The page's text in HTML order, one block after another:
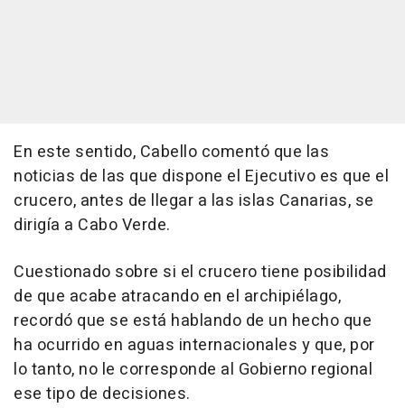
En este sentido, Cabello comentó que las
noticias de las que dispone el Ejecutivo es que el
crucero, antes de llegar a las islas Canarias, se
dirigía a Cabo Verde.
Cuestionado sobre si el crucero tiene posibilidad
de que acabe atracando en el archipiélago,
recordó que se está hablando de un hecho que
ha ocurrido en aguas internacionales y que, por
lo tanto, no le corresponde al Gobierno regional
ese tipo de decisiones.